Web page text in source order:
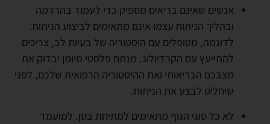
אנשים שאינם בריאים מספיק כדי לעמוד בהרדמה
ובהליך הניתוח עצמו אינם מתאימים לביצוע הניתוח.
לדוגמה, מטופלים עם היסטוריה של בעיות לב, צריכים
להתייעץ עם הקרדיולוג. מנתח פלסטי מיומן יבדוק את
מצבכם הבריאותי ואת ההיסטוריה הרפואית שלכם, לפני
שיחליט לבצע את הניתוח.
לא כל סוגי הגוף מתאימים למתיחת בטן. למועמד